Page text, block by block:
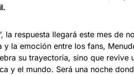
la respuesta llegará este mes de
y la emoción entre los fans,
su trayectoria, sino que revive
y el mundo. Será una noche